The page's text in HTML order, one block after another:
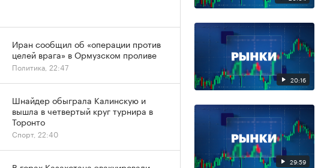
20:16
29:59
Иран сообщил об «операции против
целей врага» в Ормузском проливе
Политика, 22:47
Шнайдер обыграла Калинскую и
вышла в четвертый круг турнира в
Торонто
Спорт, 22:40